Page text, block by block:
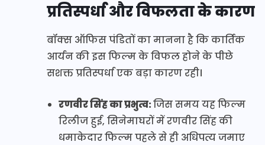
प्रतिस्पर्धा और विफलता के कारण
बॉक्स ऑफिस पंडितों का मानना है कि कार्तिक
आर्यन की इस फिल्म के विफल होने के पीछे
सशक्त प्रतिस्पर्धा एक बड़ा कारण रही।
रणवीर सिंह का प्रभुत्व:जिस समय यह फिल्म
रिलीज हुई, सिनेमाघरों में रणवीर सिंह की
धमाकेदार फिल्म पहले से ही अधिपत्य जमाए